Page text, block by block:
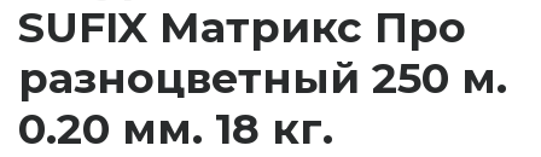
SUFIX Матрикс Про
разноцветный 250 м.
0.20 мм. 18 кг.